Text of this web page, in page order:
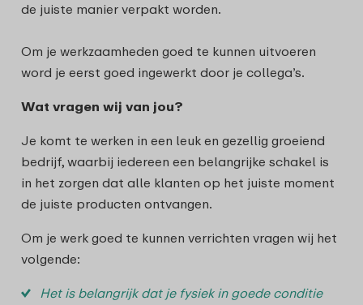
de juiste manier verpakt worden.
Om je werkzaamheden goed te kunnen uitvoeren
word je eerst goed ingewerkt door je collega’s.
Wat vragen wij van jou?
Je komt te werken in een leuk en gezellig groeiend
bedrijf, waarbij iedereen een belangrijke schakel is
in het zorgen dat alle klanten op het juiste moment
de juiste producten ontvangen.
Om je werk goed te kunnen verrichten vragen wij het
volgende:
Het is belangrijk dat je fysiek in goede conditie